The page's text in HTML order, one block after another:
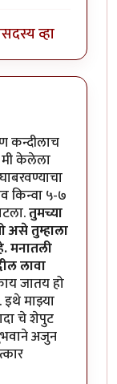
सदस्य व्हा
कन्दीलाच
मी केलेला
किन्वा ५-७
तुमच्या
असे तुम्हाला
मनातली
लावा
जातय हो
इथे माझ्या
चे शेपुट
अजुन